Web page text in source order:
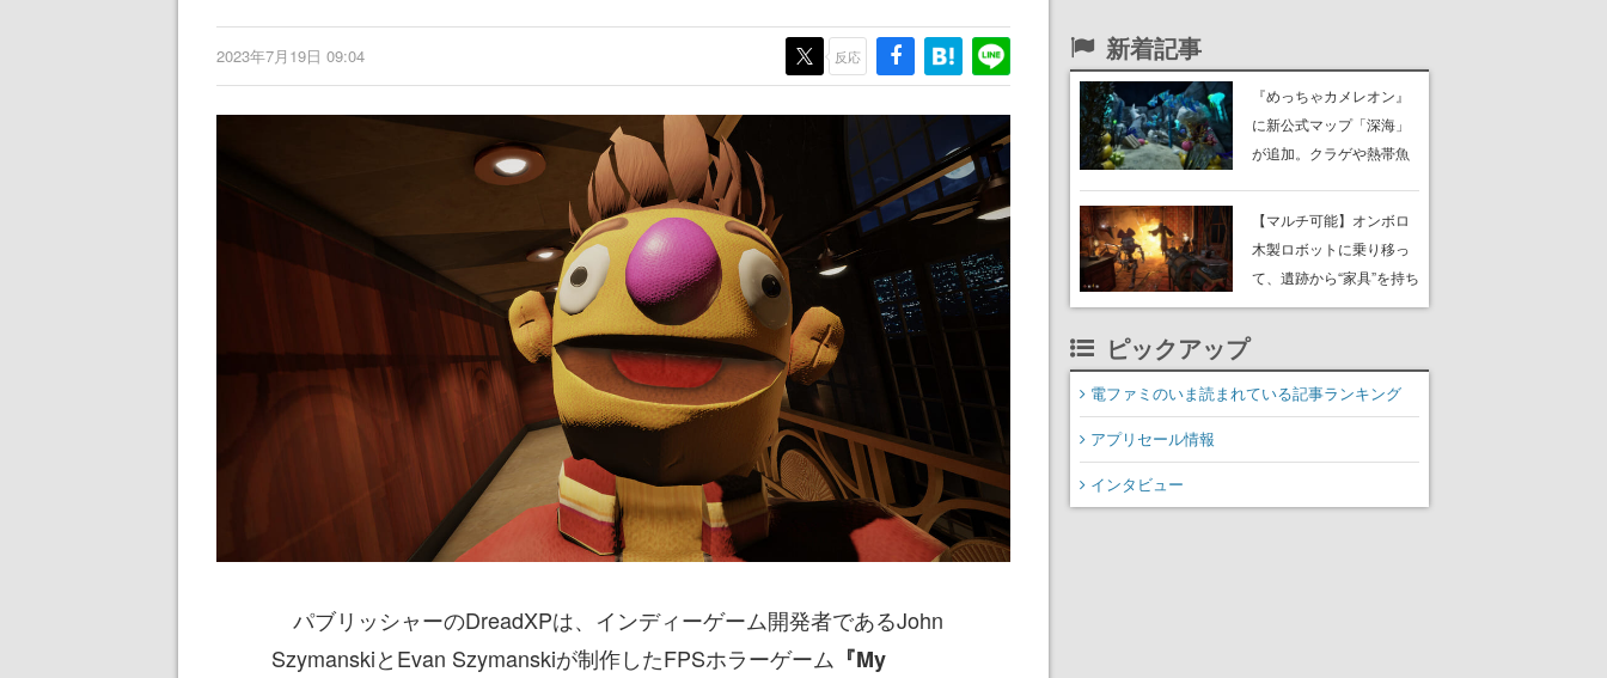
2023年7月19日 09:04 反応
パブリッシャーのDreadXPは、インディーゲーム開発者であるJohn
SzymanskiとEvan Szymanskiが制作したFPSホラーゲーム 『My
新着記事
『めっちゃカメレオン』
に新公式マップ「深海」
が追加。クラゲや熱帯魚
や大きな貝も
【マルチ可能】オンボロ
木製ロボットに乗り移っ
て、遺跡から“家具”を持ち
帰るホラーアクションゲ
売。迫る“腐敗”から逃げ延
び、持ち帰った家具で基
ピックアップ
電ファミのいま読まれている記事ランキング
アプリセール情報
インタビュー